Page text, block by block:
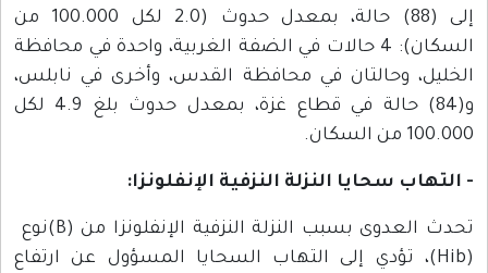
إلى (88) حالة، بمعدل حدوث (2.0 لكل 100.000 من
السكان): 4 حالات في الضفة الغربية، واحدة في محافظة
الخليل، وحالتان في محافظة القدس، وأخرى في نابلس،
و(84) حالة في قطاع غزة، بمعدل حدوث بلغ 4.9 لكل
100.000 من السكان.
- التهاب سحايا النزلة النزفية الإنفلونزا:
تحدث العدوى بسبب النزلة النزفية الإنفلونزا من (B)نوع
(Hib)، تؤدي إلى التهاب السحايا المسؤول عن ارتفاع